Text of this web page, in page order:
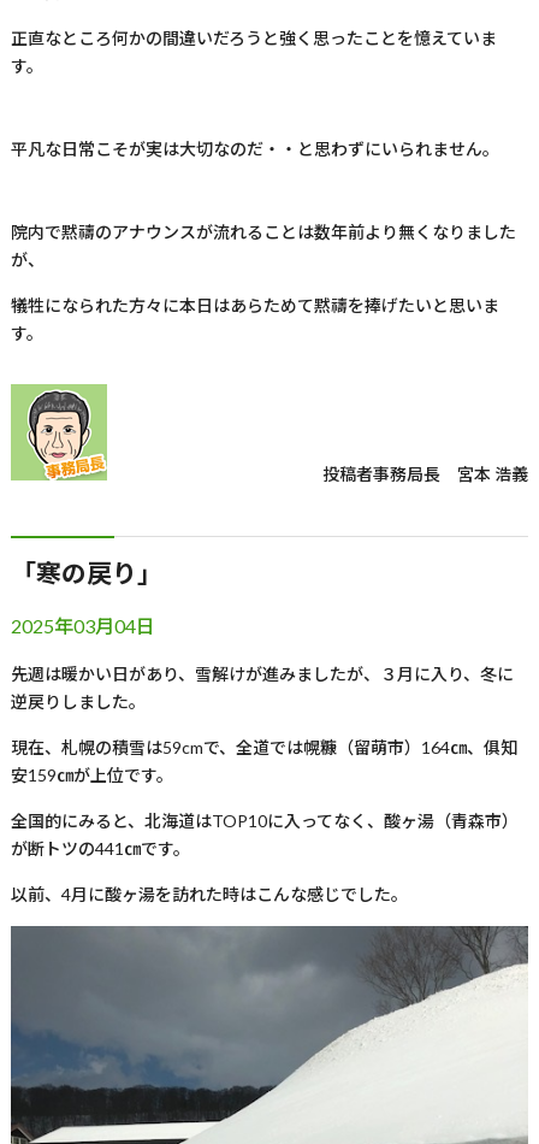
正直なところ何かの間違いだろうと強く思ったことを憶えていま
す。
平凡な日常こそが実は大切なのだ・・と思わずにいられません。
院内で黙禱のアナウンスが流れることは数年前より無くなりました
が、
犠牲になられた方々に本日はあらためて黙禱を捧げたいと思いま
す。
投稿者事務局長 宮本 浩義
「寒の戻り」
2025年03月04日
先週は暖かい日があり、雪解けが進みましたが、３月に入り、冬に
逆戻りしました。
現在、札幌の積雪は59cmで、全道では幌糠（留萌市） 164㎝、俱知
安159㎝が上位です。
全国的にみると、北海道はTOP10に入ってなく、酸ヶ湯（青森市）
が断トツの441 ㎝です。
以前、 4月に酸ヶ湯を訪れた時はこんな感じでした。